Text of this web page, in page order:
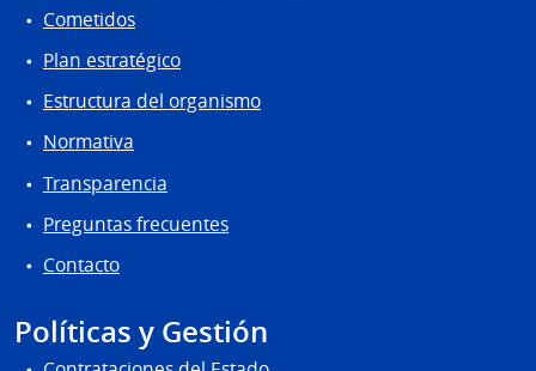
Cometidos
Plan estratégico
Estructura del organismo
Normativa
Transparencia
Preguntas frecuentes
Contacto
Políticas y Gestión